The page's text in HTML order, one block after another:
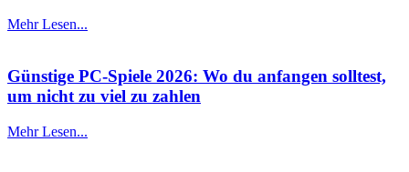
Mehr Lesen...
Günstige PC-Spiele 2026: Wo du anfangen solltest,
um nicht zu viel zu zahlen
Mehr Lesen...